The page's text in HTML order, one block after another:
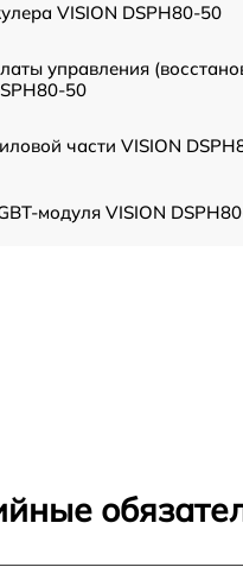
VISION DSPH80-50
управления
50
части VISION
модуля VISION